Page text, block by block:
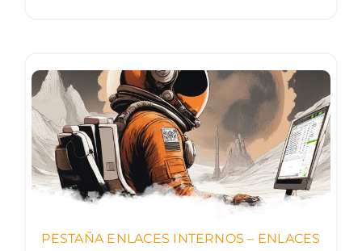
PESTAÑA ENLACES INTERNOS – ENLACES